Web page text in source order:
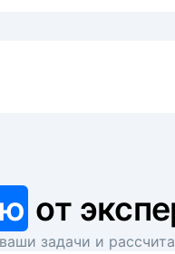
от
задачи и